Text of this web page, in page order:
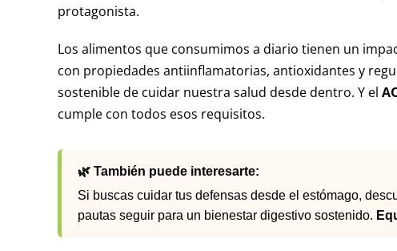
protagonista.
Los alimentos que consumimos a diario tienen un
con propiedades antiinflamatorias, antioxidantes y
sostenible de cuidar nuestra salud desde dentro. Y el
cumple con todos esos requisitos.
🌿 También puede interesarte:
Si buscas cuidar tus defensas desde el estómago,
pautas seguir para un bienestar digestivo sostenido.